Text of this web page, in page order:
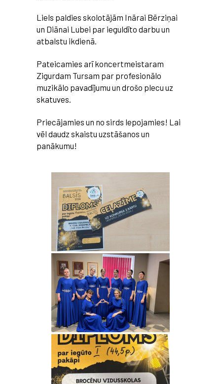
Liels paldies skolotājām Inārai Bērziņai
un Diānai Lubei par ieguldīto darbu un
atbalstu ikdienā.
Pateicamies arī koncertmeistaram
Zigurdam Tursam par profesionālo
muzikālo pavadījumu un drošo plecu uz
skatuves.
Priecājamies un no sirds lepojamies! Lai
vēl daudz skaistu uzstāšanos un
panākumu!